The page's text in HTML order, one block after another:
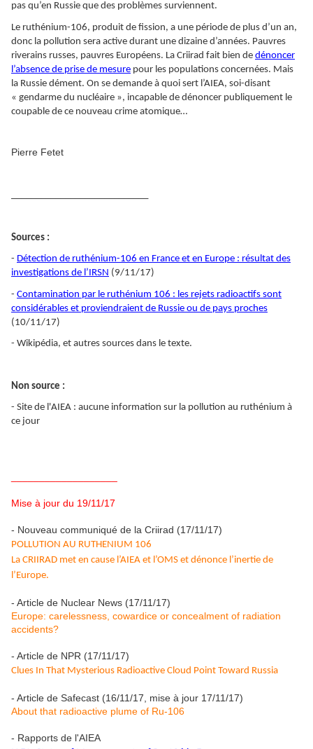
pas qu’en Russie que des problèmes surviennent.
Le ruthénium-106, produit de fission, a une période de plus d’un an,
donc la pollution sera active durant une dizaine d’années. Pauvres
riverains russes, pauvres Européens. La Criirad fait bien de dénoncer
l’absence de prise de mesure pour les populations concernées. Mais
la Russie dément. On se demande à quoi sert l’AIEA, soi-disant
« gendarme du nucléaire », incapable de dénoncer publiquement le
coupable de ce nouveau crime atomique…
Pierre Fetet
Sources :
- Détection de ruthénium-106 en France et en Europe : résultat des
investigations de l’IRSN (9/11/17)
- Contamination par le ruthénium 106 : les rejets radioactifs sont
considérables et proviendraient de Russie ou de pays proches
(10/11/17)
- Wikipédia, et autres sources dans le texte.
Non source :
- Site de l'AIEA : aucune information sur la pollution au ruthénium à
ce jour
Mise à jour du 19/11/17
- Nouveau communiqué de la Criirad (17/11/17)
POLLUTION AU RUTHENIUM 106
La CRIIRAD met en cause l’AIEA et l’OMS et dénonce l’inertie de
l’Europe.
- Article de Nuclear News (17/11/17)
Europe: carelessness, cowardice or concealment of radiation
accidents?
- Article de NPR (17/11/17)
Clues In That Mysterious Radioactive Cloud Point Toward Russia
- Article de Safecast (16/11/17, mise à jour 17/11/17)
About that radioactive plume of Ru-106
- Rapports de l'AIEA